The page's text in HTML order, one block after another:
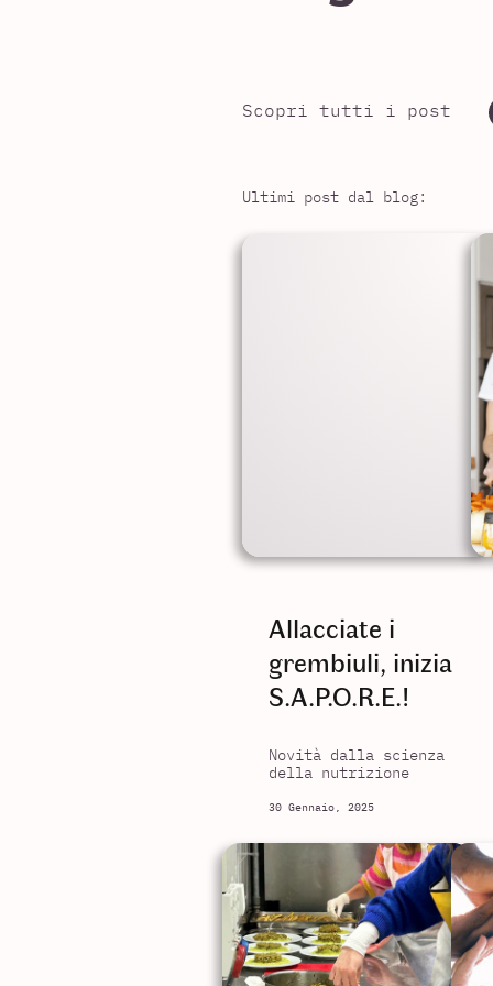
Scopri tutti i post
Ultimi post dal blog:
Allacciate i
grembiuli, inizia
S.A.P.O.R.E.!
Novità dalla scienza
della nutrizione
30 Gennaio, 2025